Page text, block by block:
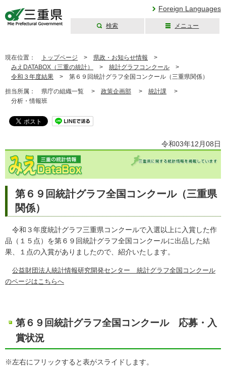
Foreign Languages
検索 メニュー
現在位置： トップページ > 県政・お知らせ情報 >
みえDATABOX（三重の統計）
> 統計グラフコンクール >
令和３年度結果 > 第６９回統計グラフ全国コンクール（三重県関係）
担当所属： 県庁の組織一覧 > 政策企画部 > 統計課 >
分析・情報班
令和03年12月08日
第６９回統計グラフ全国コンクール（三重県
関係）
令和３年度統計グラフ三重県コンクールで入選以上に入賞した作
品（１５点）を第６９回統計グラフ全国コンクールに出品した結
果、１点の入賞がありましたので、紹介いたします。
公益財団法人統計情報研究開発センター 統計グラフ全国コンクール
のページはこちらへ
第６９回統計グラフ全国コンクール 応募・入
賞状況
※左右にフリックすると表がスライドします。